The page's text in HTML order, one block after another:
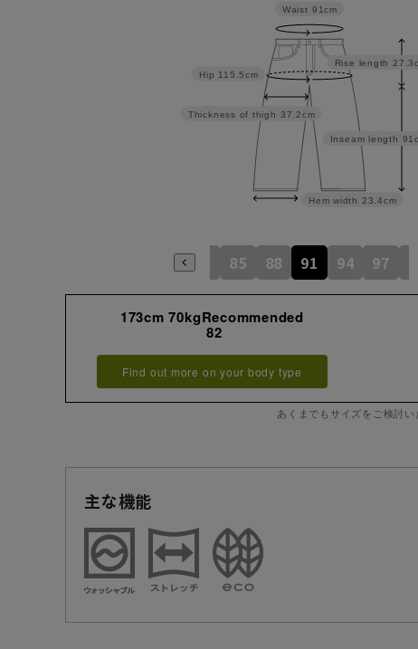
Inseam length
Rise length
Hem width 23.4cm
Thickness of thigh 37.2cm
Hip 115.5cm
Waist 91cm
79 82 85 88 91 94 97
173cm 70kgRecommended
82
Find out more on your body type
あくまでもサイズをご検討い
主な機能